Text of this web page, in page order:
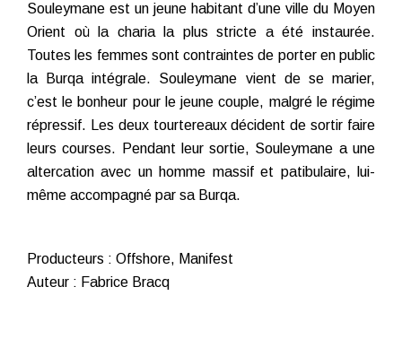
Souleymane est un jeune habitant d’une ville du Moyen
Orient où la charia la plus stricte a été instaurée.
Toutes les femmes sont contraintes de porter en public
la Burqa intégrale. Souleymane vient de se marier,
c’est le bonheur pour le jeune couple, malgré le régime
répressif. Les deux tourtereaux décident de sortir faire
leurs courses. Pendant leur sortie, Souleymane a une
altercation avec un homme massif et patibulaire, lui-
même accompagné par sa Burqa.
Producteurs : Offshore, Manifest
Auteur : Fabrice Bracq